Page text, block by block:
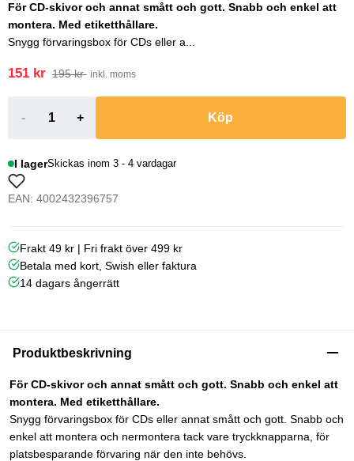
För CD-skivor och annat smått och gott. Snabb och enkel att
montera. Med etiketthållare.
Snygg förvaringsbox för CDs eller a...
151 kr 195 kr inkl. moms
- + Köp
I lagerSkickas inom 3 - 4 vardagar
EAN: 4002432396757
Frakt 49 kr | Fri frakt över 499 kr
Betala med kort, Swish eller faktura
14 dagars ångerrätt
Produktbeskrivning
För CD-skivor och annat smått och gott. Snabb och enkel att
montera. Med etiketthållare.
Snygg förvaringsbox för CDs eller annat smått och gott. Snabb och
enkel att montera och nermontera tack vare tryckknapparna, för
platsbesparande förvaring när den inte behövs.